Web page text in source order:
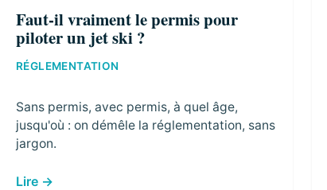
Faut-il vraiment le permis pour
piloter un jet ski ?
RÉGLEMENTATION
Sans permis, avec permis, à quel âge,
jusqu'où : on démêle la réglementation, sans
jargon.
Lire